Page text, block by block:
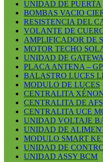
UNIDAD DE PUERTA
BOMBAS VACIO
RESISTENCIA DEL
VOLANTE DE
AMPLIFICADOR DE
MOTOR TECHO
UNIDAD DE
PLACA ANTENA –
BALASTRO LUCES
MODULO DE LUCES
CENTRALITA
CENTRALITA DE AFS
CENTRALITA UCE
UNIDAD VOLTAJE
UNIDAD DE
MODULO SMART
UNIDAD DE
UNIDAD ASSY BCM